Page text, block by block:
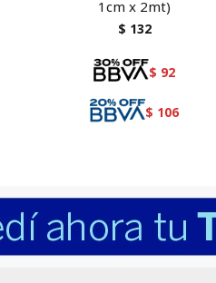
1cm x 2mt)
$ 132
$ 92
$ 106